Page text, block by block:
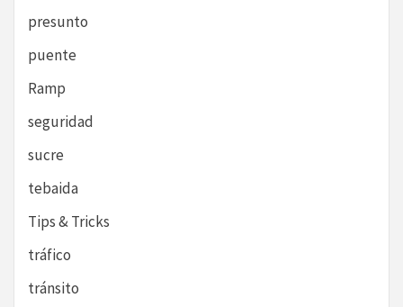
presunto
puente
Ramp
seguridad
sucre
tebaida
Tips & Tricks
tráfico
tránsito